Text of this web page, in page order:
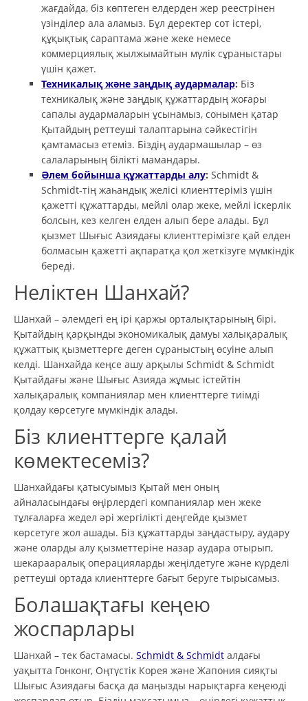
жағдайда, біз көптеген елдерден жер реестрінен
үзінділер ала аламыз. Бұл деректер сот істері,
құқықтық сараптама және жеке немесе
коммерциялық жылжымайтын мүлік сұраныстары
үшін қажет.
Техникалық және заңдық аудармалар: Біз
техникалық және заңдық құжаттардың жоғары
сапалы аудармаларын ұсынамыз, сонымен қатар
Қытайдың реттеуші талаптарына сәйкестігін
қамтамасыз етеміз. Біздің аудармашылар – өз
салаларының білікті мамандары.
Әлем бойынша құжаттарды алу: Schmidt &
Schmidt-тің жаһандық желісі клиенттеріміз үшін
қажетті құжаттарды, мейлі олар жеке, мейлі іскерлік
болсын, кез келген елден алып бере алады. Бұл
қызмет Шығыс Азиядағы клиенттерімізге қай елден
болмасын қажетті ақпаратқа қол жеткізуге мүмкіндік
береді.
Неліктен Шанхай?
Шанхай – әлемдегі ең ірі қаржы орталықтарының бірі.
Қытайдың қарқынды экономикалық дамуы халықаралық
құжаттық қызметтерге деген сұраныстың өсуіне алып
келді. Шанхайда кеңсе ашу арқылы Schmidt & Schmidt
Қытайдағы және Шығыс Азияда жұмыс істейтін
халықаралық компаниялар мен клиенттерге тиімді
қолдау көрсетуге мүмкіндік алады.
Біз клиенттерге қалай
көмектесеміз?
Шанхайдағы қатысуымыз Қытай мен оның
айналасындағы өңірлердегі компаниялар мен жеке
тұлғаларға жедел әрі жергілікті деңгейде қызмет
көрсетуге жол ашады. Біз құжаттарды заңдастыру, аудару
және оларды алу қызметтеріне назар аудара отырып,
шекарааралық операцияларды жеңілдетуге және күрделі
реттеуші ортада клиенттерге бағыт беруге тырысамыз.
Болашақтағы кеңею
жоспарлары
Шанхай – тек бастамасы. Schmidt & Schmidt алдағы
уақытта Гонконг, Оңтүстік Корея және Жапония сияқты
Шығыс Азиядағы басқа да маңызды нарықтарға кеңеюді